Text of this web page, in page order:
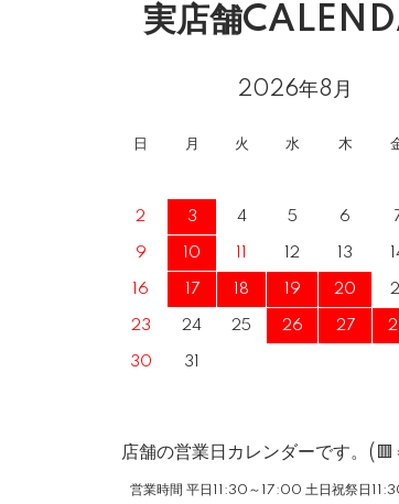
実店舗
2026年8月
日 月 火 水 木
2 3 4 5 6
9 10 12 13
16 17 18 19 20 21
23 24 25 26 27
30 31
店舗の営業日カレンダーです。(🟥
営業時間 平日11:30～17:00 土日祝祭日